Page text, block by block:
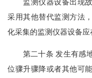
采用其他替代监测方法
化采集的监测仪器设备应
第二十条 发生有感地
位骤升骤降或者其他可